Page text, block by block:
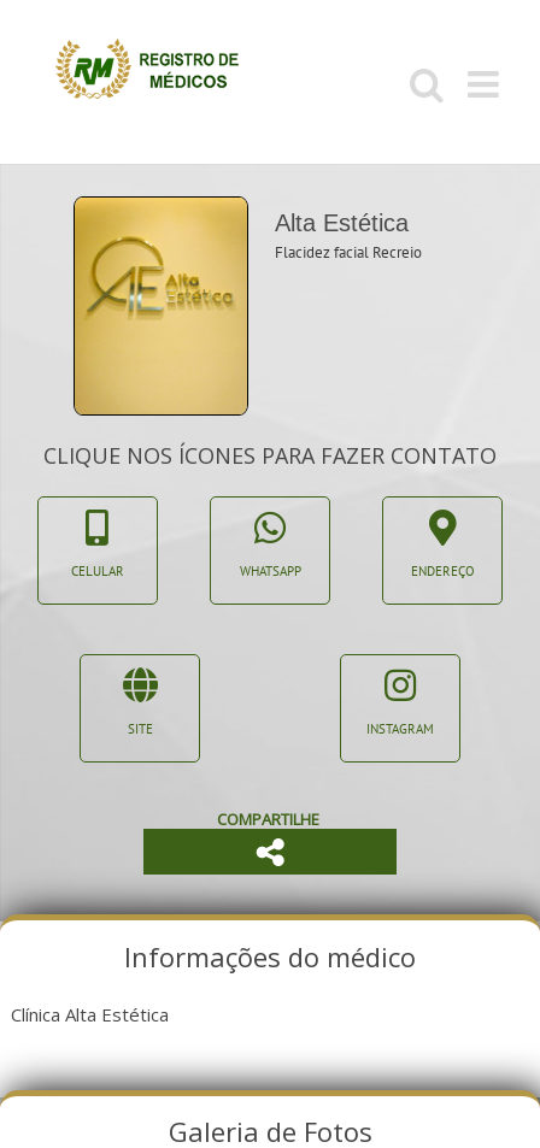
conteúdo
Alta Estética
Flacidez facial Recreio
CLIQUE NOS ÍCONES PARA FAZER CONTATO
CELULAR WHATSAPP ENDEREÇO
SITE INSTAGRAM
COMPARTILHE
Informações do médico
Clínica Alta Estética
Galeria de Fotos